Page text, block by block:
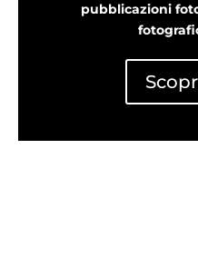
pubblicazioni